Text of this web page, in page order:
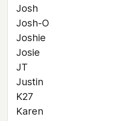
Josh
Josh-O
Joshie
Josie
JT
Justin
K27
Karen